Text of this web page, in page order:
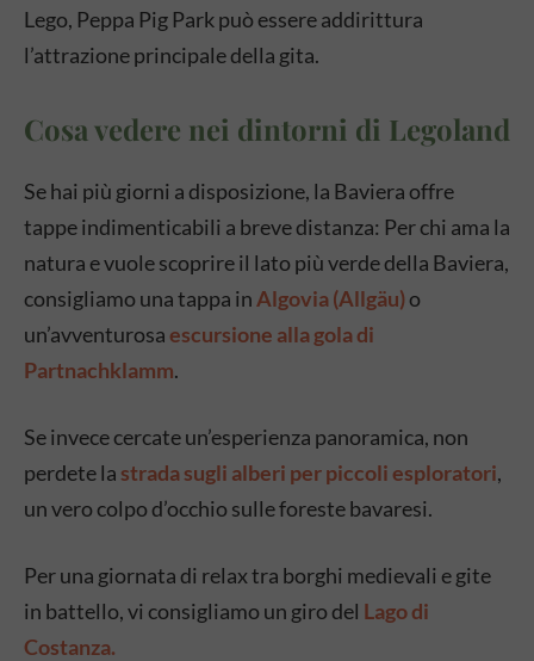
Lego, Peppa Pig Park può essere addirittura
l’attrazione principale della gita.
Cosa vedere nei dintorni di Legoland
Se hai più giorni a disposizione, la Baviera offre
tappe indimenticabili a breve distanza: Per chi ama la
natura e vuole scoprire il lato più verde della Baviera,
consigliamo una tappa in Algovia (Allgäu)o
un’avventurosaescursione alla gola di
Partnachklamm.
Se invece cercate un’esperienza panoramica, non
perdete lastrada sugli alberi per piccoli esploratori,
un vero colpo d’occhio sulle foreste bavaresi.
Per una giornata di relax tra borghi medievali e gite
in battello, vi consigliamo un giro del Lago di
Costanza.